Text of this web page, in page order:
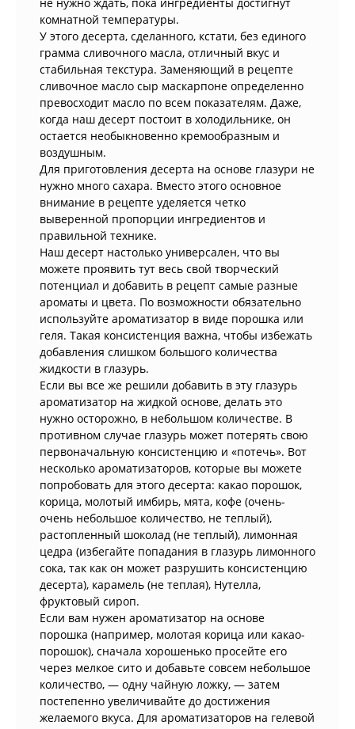
комнатной температуры.
У этого десерта, сделанного, кстати, без единого
грамма сливочного масла, отличный вкус и
стабильная текстура. Заменяющий в рецепте
сливочное масло сыр маскарпоне определенно
превосходит масло по всем показателям. Даже,
когда наш десерт постоит в холодильнике, он
остается необыкновенно кремообразным и
воздушным.
Для приготовления десерта на основе глазури не
нужно много сахара. Вместо этого основное
внимание в рецепте уделяется четко
выверенной пропорции ингредиентов и
правильной технике.
Наш десерт настолько универсален, что вы
можете проявить тут весь свой творческий
потенциал и добавить в рецепт самые разные
ароматы и цвета. По возможности обязательно
используйте ароматизатор в виде порошка или
геля. Такая консистенция важна, чтобы избежать
добавления слишком большого количества
жидкости в глазурь.
Если вы все же решили добавить в эту глазурь
ароматизатор на жидкой основе, делать это
нужно осторожно, в небольшом количестве. В
противном случае глазурь может потерять свою
первоначальную консистенцию и «потечь». Вот
несколько ароматизаторов, которые вы можете
попробовать для этого десерта: какао порошок,
корица, молотый имбирь, мята, кофе (очень-
очень небольшое количество, не теплый),
растопленный шоколад (не теплый), лимонная
цедра (избегайте попадания в глазурь лимонного
сока, так как он может разрушить консистенцию
десерта), карамель (не теплая), Нутелла,
фруктовый сироп.
Если вам нужен ароматизатор на основе
порошка (например, молотая корица или какао-
порошок), сначала хорошенько просейте его
через мелкое сито и добавьте совсем небольшое
количество, — одну чайную ложку, — затем
постепенно увеличивайте до достижения
желаемого вкуса. Для ароматизаторов на гелевой